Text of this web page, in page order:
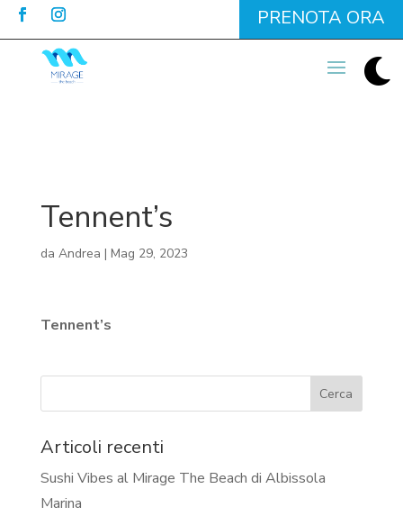
PRENOTA ORA

Tennent’s
da Andrea | Mag 29, 2023
Tennent’s
Articoli recenti
Sushi Vibes al Mirage The Beach di Albissola
Marina